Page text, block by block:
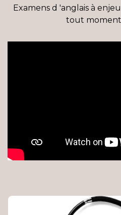
Examens d 'anglais à
tout